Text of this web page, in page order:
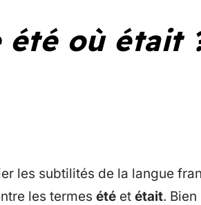
été où était
les subtilités de la langue
les termes été et était.